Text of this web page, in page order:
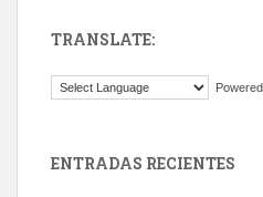
El ayuntamiento se va a llevar a Los
TRANSLATE:
ENTRADAS RECIENTES